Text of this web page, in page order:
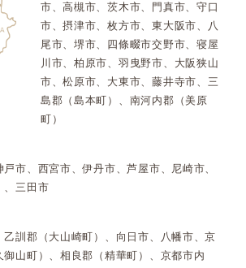
市、高槻市、茨木市、門真市、守口
市、摂津市、枚方市、東大阪市、八
尾市、堺市、四條畷市交野市、寝屋
川市、柏原市、羽曳野市、大阪狭山
市、松原市、大東市、藤井寺市、三
島郡（島本町）、南河内郡（美原
町）
市、西宮市、伊丹市、芦屋市、尼崎市、
、三田市
乙訓郡（大山崎町）、向日市、八幡市、京
御山町）、相良郡（精華町）、京都市内